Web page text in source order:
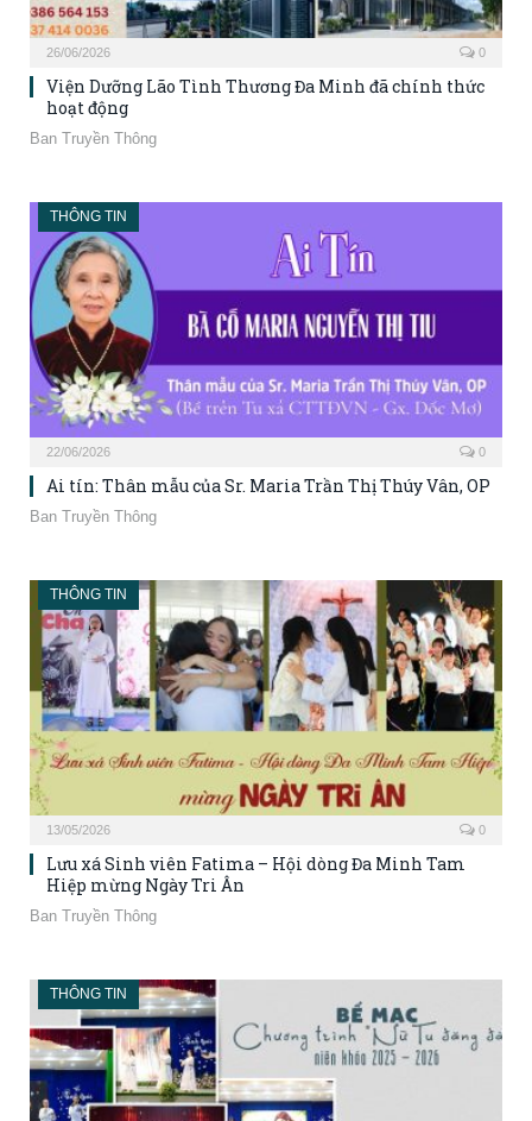
26/06/2026 0
Viện Dưỡng Lão Tình Thương Đa Minh đã chính thức
hoạt động
Ban Truyền Thông
THÔNG TIN
22/06/2026 0
Ai tín: Thân mẫu của Sr. Maria Trần Thị Thúy Vân, OP
Ban Truyền Thông
THÔNG TIN
13/05/2026 0
Lưu xá Sinh viên Fatima – Hội dòng Đa Minh Tam
Hiệp mừng Ngày Tri Ân
Ban Truyền Thông
THÔNG TIN